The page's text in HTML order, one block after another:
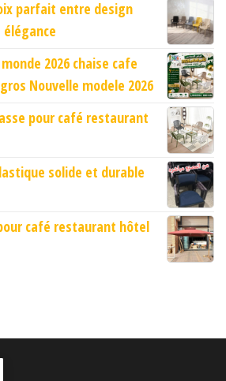
parfait entre design
2026 chaise cafe
Nouvelle modele 2026
pour café restaurant
solide et durable
café restaurant hôtel